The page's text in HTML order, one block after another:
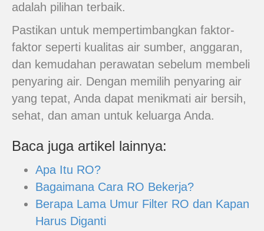
adalah pilihan terbaik.
Pastikan untuk mempertimbangkan faktor-
faktor seperti kualitas air sumber, anggaran,
dan kemudahan perawatan sebelum membeli
penyaring air. Dengan memilih penyaring air
yang tepat, Anda dapat menikmati air bersih,
sehat, dan aman untuk keluarga Anda.
Baca juga artikel lainnya:
Apa Itu RO?
Bagaimana Cara RO Bekerja?
Berapa Lama Umur Filter RO dan Kapan
Harus Diganti